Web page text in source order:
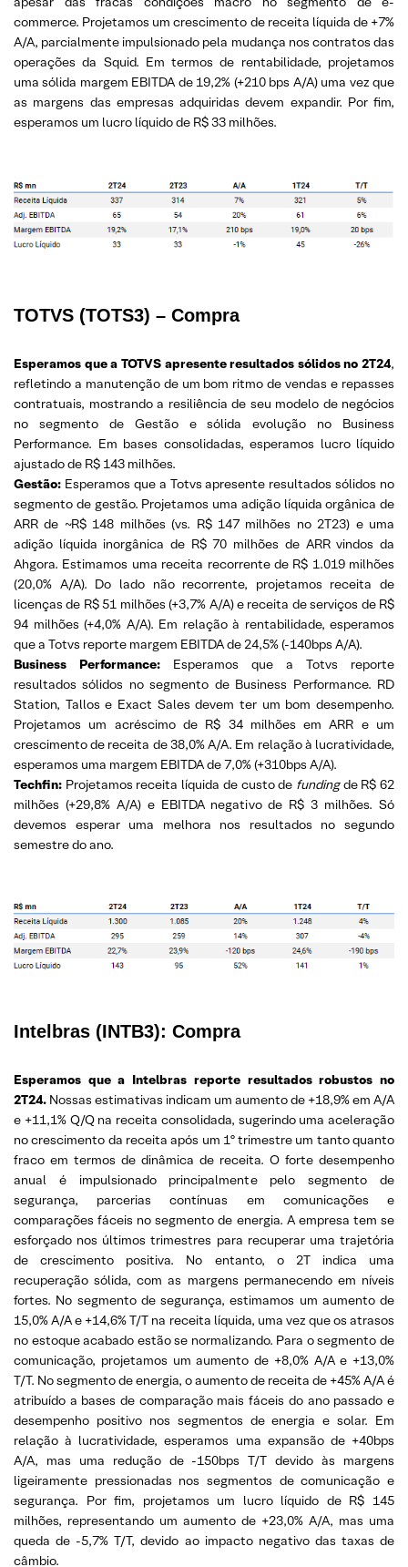
commerce. Projetamos um crescimento de receita líquida de +7%
A/A, parcialmente impulsionado pela mudança nos contratos das
operações da Squid. Em termos de rentabilidade, projetamos
uma sólida margem EBITDA de 19,2% (+210 bps A/A) uma vez que
as margens das empresas adquiridas devem expandir. Por fim,
esperamos um lucro líquido de R$ 33 milhões.
TOTVS (TOTS3) – Compra
Esperamos que a TOTVS apresente resultados sólidos no 2T24,
refletindo a manutenção de um bom ritmo de vendas e repasses
contratuais, mostrando a resiliência de seu modelo de negócios
no segmento de Gestão e sólida evolução no Business
Performance. Em bases consolidadas, esperamos lucro líquido
ajustado de R$ 143 milhões.
Gestão: Esperamos que a Totvs apresente resultados sólidos no
segmento de gestão. Projetamos uma adição líquida orgânica de
ARR de ~R$ 148 milhões (vs. R$ 147 milhões no 2T23) e uma
adição líquida inorgânica de R$ 70 milhões de ARR vindos da
Ahgora. Estimamos uma receita recorrente de R$ 1.019 milhões
(20,0% A/A). Do lado não recorrente, projetamos receita de
licenças de R$ 51 milhões (+3,7% A/A) e receita de serviços de R$
94 milhões (+4,0% A/A). Em relação à rentabilidade, esperamos
que a Totvs reporte margem EBITDA de 24,5% (-140bps A/A).
Business Performance: Esperamos que a Totvs reporte
resultados sólidos no segmento de Business Performance. RD
Station, Tallos e Exact Sales devem ter um bom desempenho.
Projetamos um acréscimo de R$ 34 milhões em ARR e um
crescimento de receita de 38,0% A/A. Em relação à lucratividade,
esperamos uma margem EBITDA de 7,0% (+310bps A/A).
Techfin: Projetamos receita líquida de custo de fundingde R$ 62
milhões (+29,8% A/A) e EBITDA negativo de R$ 3 milhões. Só
devemos esperar uma melhora nos resultados no segundo
semestre do ano.
Intelbras (INTB3): Compra
Esperamos que a Intelbras reporte resultados robustos no
2T24. Nossas estimativas indicam um aumento de +18,9% em A/A
e +11,1% Q/Q na receita consolidada, sugerindo uma aceleração
no crescimento da receita após um 1º trimestre um tanto quanto
fraco em termos de dinâmica de receita. O forte desempenho
anual é impulsionado principalmente pelo segmento de
segurança, parcerias contínuas em comunicações e
comparações fáceis no segmento de energia. A empresa tem se
esforçado nos últimos trimestres para recuperar uma trajetória
de crescimento positiva. No entanto, o 2T indica uma
recuperação sólida, com as margens permanecendo em níveis
fortes. No segmento de segurança, estimamos um aumento de
15,0% A/A e +14,6% T/T na receita líquida, uma vez que os atrasos
no estoque acabado estão se normalizando. Para o segmento de
comunicação, projetamos um aumento de +8,0% A/A e +13,0%
T/T. No segmento de energia, o aumento de receita de +45% A/A é
atribuído a bases de comparação mais fáceis do ano passado e
desempenho positivo nos segmentos de energia e solar. Em
relação à lucratividade, esperamos uma expansão de +40bps
A/A, mas uma redução de -150bps T/T devido às margens
ligeiramente pressionadas nos segmentos de comunicação e
segurança. Por fim, projetamos um lucro líquido de R$ 145
milhões, representando um aumento de +23,0% A/A, mas uma
queda de -5,7% T/T, devido ao impacto negativo das taxas de
câmbio.